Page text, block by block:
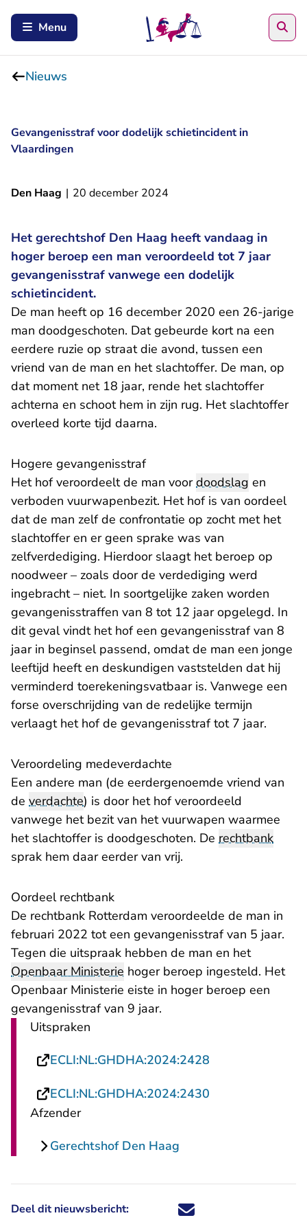
Menu
Nieuws
Gevangenisstraf voor dodelijk schietincident in
Vlaardingen
Den Haag | 20 december 2024
Het gerechtshof Den Haag heeft vandaag in
hoger beroep een man veroordeeld tot 7 jaar
gevangenisstraf vanwege een dodelijk
schietincident.
De man heeft op 16 december 2020 een 26-jarige
man doodgeschoten. Dat gebeurde kort na een
eerdere ruzie op straat die avond, tussen een
vriend van de man en het slachtoffer. De man, op
dat moment net 18 jaar, rende het slachtoffer
achterna en schoot hem in zijn rug. Het slachtoffer
overleed korte tijd daarna.
Hogere gevangenisstraf
Het hof veroordeelt de man voordoodslag en
verboden vuurwapenbezit. Het hof is van oordeel
dat de man zelf de confrontatie op zocht met het
slachtoffer en er geen sprake was van
zelfverdediging. Hierdoor slaagt het beroep op
noodweer – zoals door de verdediging werd
ingebracht – niet. In soortgelijke zaken worden
gevangenisstraffen van 8 tot 12 jaar opgelegd. In
dit geval vindt het hof een gevangenisstraf van 8
jaar in beginsel passend, omdat de man een jonge
leeftijd heeft en deskundigen vaststelden dat hij
verminderd toerekeningsvatbaar is. Vanwege een
forse overschrijding van de redelijke termijn
verlaagt het hof de gevangenisstraf tot 7 jaar.
Veroordeling medeverdachte
Een andere man (de eerdergenoemde vriend van
de verdachte) is door het hof veroordeeld
vanwege het bezit van het vuurwapen waarmee
het slachtoffer is doodgeschoten. De rechtbank
sprak hem daar eerder van vrij.
Oordeel rechtbank
De rechtbank Rotterdam veroordeelde de man in
februari 2022 tot een gevangenisstraf van 5 jaar.
Tegen die uitspraak hebben de man en het
Openbaar Ministerie hoger beroep ingesteld. Het
Openbaar Ministerie eiste in hoger beroep een
gevangenisstraf van 9 jaar.
Uitspraken
ECLI:NL:GHDHA:2024:2428
ECLI:NL:GHDHA:2024:2430
Afzender
Gerechtshof Den Haag
Deel dit nieuwsbericht: Deel dit nieuwsbericht via X -
Deel dit nieuwsbericht via
Deel dit nieuwsbericht
Deel dit